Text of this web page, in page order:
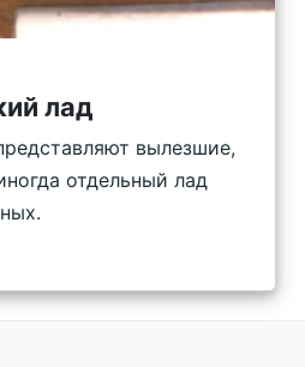
лад
вылезшие,
отдельный лад